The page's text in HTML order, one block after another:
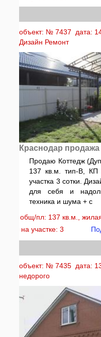
объект: № 7437 дата:
Дизайн Ремонт
Краснодар
Продаю Коттедж
137 кв.м. тип-В,
участка 3 сотки.
для себя и
техника и шума + с
общ/пл: 137 кв.м.,
на участке: 3
объект: № 7435 дата:
недорого